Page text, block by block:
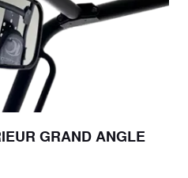
GRAND ANGLE